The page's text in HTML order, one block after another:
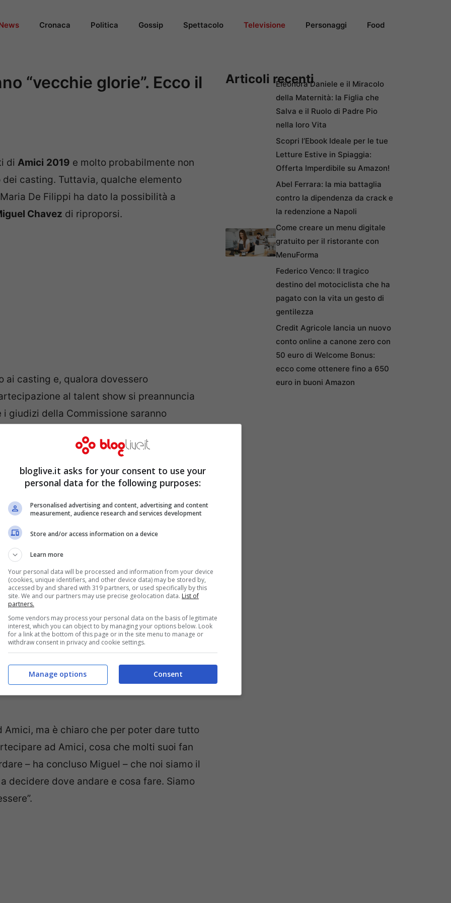
Cronaca Politica Gossip Spettacolo Televisione Personaggi Food
“vecchie glorie”. Ecco il
di Amici 2019 e molto probabilmente non
casting. Tuttavia, qualche elemento
De Filippi ha dato la possibilità a
Chavez di riproporsi.
ai casting e, qualora dovessero
al talent show si preannuncia
giudizi della Commissione saranno
anche vero però che nessuno dei tre, ad
2019, pertanto queste rimangono per
stia effettivamente bollendo è stato
ha comunicato: “Voi pubblico siete
me stesso per raggiungere i miei
ispiratrice per tanti ragazzi che hanno
dalle insicurezze o da altro”.
ma è chiaro che per poter dare tutto
ad Amici, cosa che molti suoi fan
– ha concluso Miguel – che noi siamo il
decidere dove andare e cosa fare. Siamo
Articoli recentiEleonora Daniele e il Miracolo
della Maternità: la Figlia che
Salva e il Ruolo di Padre Pio
nella loro Vita
Scopri l’Ebook Ideale per le tue
Letture Estive in Spiaggia:
Offerta Imperdibile su Amazon!
Abel Ferrara: la mia battaglia
contro la dipendenza da crack e
la redenzione a Napoli
Come creare un menu digitale
gratuito per il ristorante con
MenuForma
Federico Venco: Il tragico
destino del motociclista che ha
pagato con la vita un gesto di
gentilezza
Credit Agricole lancia un nuovo
conto online a canone zero con
50 euro di Welcome Bonus:
ecco come ottenere fino a 650
euro in buoni Amazon
bloglive.it asks for your consent to use your
personal data for the following purposes:
Personalised advertising and content, advertising and content
measurement, audience research and services development
Store and/or access information on a device
Learn more
Your personal data will be processed and information from your device
(cookies, unique identifiers, and other device data) may be stored by,
accessed by and shared with 319 partners, or used specifically by this
site. We and our partners may use precise geolocation data. List of
partners.
Some vendors may process your personal data on the basis of legitimate
interest, which you can object to by managing your options below. Look
for a link at the bottom of this page or in the site menu to manage or
withdraw consent in privacy and cookie settings.
Consent
Manage options